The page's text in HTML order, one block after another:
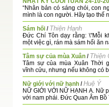
“Nhân bản có sáng chói, con
mình là con người. Hãy tạo thế
Sám hối / Thiện Hạnh
Đức Chí Tôn dạy rằng: \"Mỗi
một việc gì, rán mà sám hối ăn
Tâm sự của mùa Xuân / Thiện
Tâm sự của mùa Xuân Thời
vĩnh cửu, nhưng nếu không có
Nữ giới với nữ hạnh /Huệ Ý
NỮ GIỚI VỚI NỮ HẠNH A. Nữ
với nam phái. Đức Quan Âm Bồ